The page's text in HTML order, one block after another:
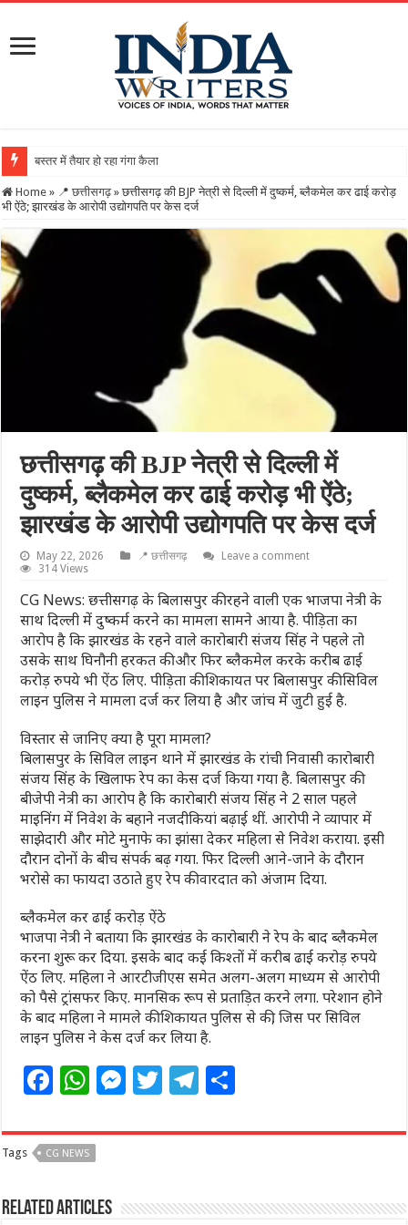
बस्तर में तैयार हो रहा गंगा कैलाशनाथ चतुर्मुख शिवालय : महाशिवर
Home » 📍 छत्तीसगढ़ » छत्तीसगढ़ की BJP नेत्री से दिल्ली में दुष्कर्म, ब्लैकमेल कर ढाई करोड़
भी ऐंठे; झारखंड के आरोपी उद्योगपति पर केस दर्ज
छत्तीसगढ़ की BJP नेत्री से दिल्ली में
दुष्कर्म, ब्लैकमेल कर ढाई करोड़ भी ऐंठे;
झारखंड के आरोपी उद्योगपति पर केस दर्ज
May 22, 2026 📍 छत्तीसगढ़
Leave a comment
314 Views
CG News: छत्तीसगढ़ के बिलासपुर की रहने वाली एक भाजपा नेत्री के
साथ दिल्ली में दुष्कर्म करने का मामला सामने आया है. पीड़िता का
आरोप है कि झारखंड के रहने वाले कारोबारी संजय सिंह ने पहले तो
उसके साथ घिनौनी हरकत की और फिर ब्लैकमेल करके करीब ढाई
करोड़ रुपये भी ऐंठ लिए. पीड़िता की शिकायत पर बिलासपुर की सिविल
लाइन पुलिस ने मामला दर्ज कर लिया है और जांच में जुटी हुई है.
विस्तार से जानिए क्या है पूरा मामला?
बिलासपुर के सिविल लाइन थाने में झारखंड के रांची निवासी कारोबारी
संजय सिंह के खिलाफ रेप का केस दर्ज किया गया है. बिलासपुर की
बीजेपी नेत्री का आरोप है कि कारोबारी संजय सिंह ने 2 साल पहले
माइनिंग में निवेश के बहाने नजदीकियां बढ़ाई थीं. आरोपी ने व्यापार में
साझेदारी और मोटे मुनाफे का झांसा देकर महिला से निवेश कराया. इसी
दौरान दोनों के बीच संपर्क बढ़ गया. फिर दिल्ली आने-जाने के दौरान
भरोसे का फायदा उठाते हुए रेप की वारदात को अंजाम दिया.
ब्लैकमेल कर ढाई करोड़ ऐंठे
भाजपा नेत्री ने बताया कि झारखंड के कारोबारी ने रेप के बाद ब्लैकमेल
करना शुरू कर दिया. इसके बाद कई किश्तों में करीब ढाई करोड़ रुपये
ऐंठ लिए. महिला ने आरटीजीएस समेत अलग-अलग माध्यम से आरोपी
को पैसे ट्रांसफर किए. मानसिक रूप से प्रताड़ित करने लगा. परेशान होने
के बाद महिला ने मामले की शिकायत पुलिस से की, जिस पर सिविल
लाइन पुलिस ने केस दर्ज कर लिया है.
F
c
e
b
W
at
s
A
M
ss
n
T
itt
r
T
e
ra
ar
Tags CG NEWS
Related Articles